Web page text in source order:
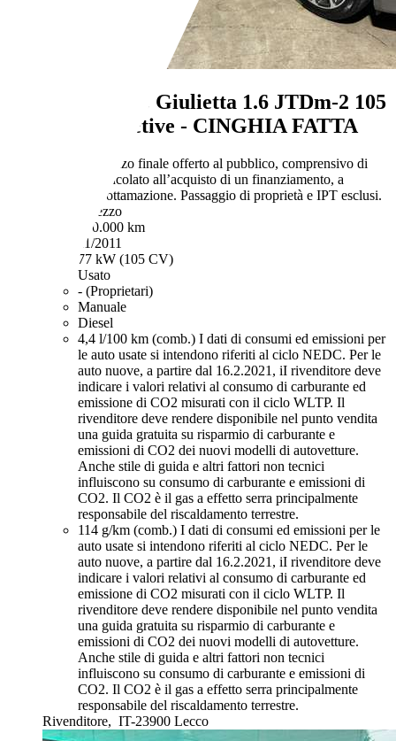
Alfa Romeo Giulietta 1.6 JTDm-2 105
CV Distinctive - CINGHIA FATTA
Prezzo finale offerto al pubblico, comprensivo di
IVA, non vincolato all’acquisto di un finanziamento, a
permuta o rottamazione. Passaggio di proprietà e IPT esclusi.
Ottimo prezzo
270.000 km
11/2011
77 kW (105 CV)
Usato
- (Proprietari)
Manuale
Diesel
4,4 l/100 km (comb.) I dati di consumi ed emissioni per
le auto usate si intendono riferiti al ciclo NEDC. Per le
auto nuove, a partire dal 16.2.2021, iI rivenditore deve
indicare i valori relativi al consumo di carburante ed
emissione di CO2 misurati con il ciclo WLTP. Il
rivenditore deve rendere disponibile nel punto vendita
una guida gratuita su risparmio di carburante e
emissioni di CO2 dei nuovi modelli di autovetture.
Anche stile di guida e altri fattori non tecnici
influiscono su consumo di carburante e emissioni di
CO2. Il CO2 è il gas a effetto serra principalmente
responsabile del riscaldamento terrestre.
114 g/km (comb.) I dati di consumi ed emissioni per le
auto usate si intendono riferiti al ciclo NEDC. Per le
auto nuove, a partire dal 16.2.2021, iI rivenditore deve
indicare i valori relativi al consumo di carburante ed
emissione di CO2 misurati con il ciclo WLTP. Il
rivenditore deve rendere disponibile nel punto vendita
una guida gratuita su risparmio di carburante e
emissioni di CO2 dei nuovi modelli di autovetture.
Anche stile di guida e altri fattori non tecnici
influiscono su consumo di carburante e emissioni di
CO2. Il CO2 è il gas a effetto serra principalmente
responsabile del riscaldamento terrestre.
Rivenditore, IT-23900 Lecco